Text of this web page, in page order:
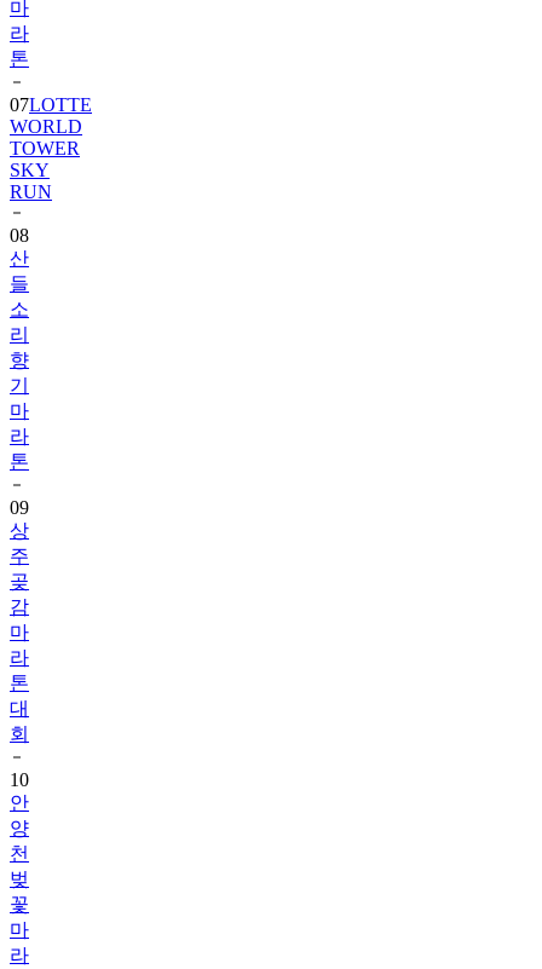
마
라
톤
07LOTTE
WORLD
TOWER
SKY
RUN
08
산
들
소
리
향
기
마
라
톤
09
상
주
곶
감
마
라
톤
대
회
10
안
양
천
벚
꽃
마
라